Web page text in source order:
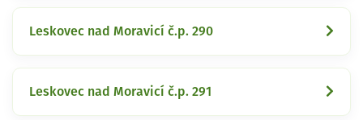
Leskovec nad Moravicí č.p. 290
Leskovec nad Moravicí č.p. 291